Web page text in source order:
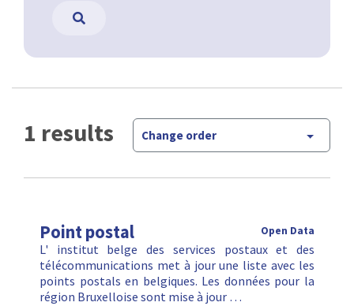
1 results Change order
Point postal Open Data
L' institut belge des services postaux et des
télécommunications met à jour une liste avec les
points postals en belgiques. Les données pour la
région Bruxelloise sont mise à jour …